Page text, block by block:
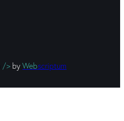
/>byWebscriptum